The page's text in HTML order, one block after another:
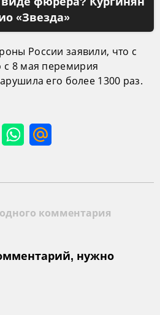
«Звезда»
России заявили, что с
с 8 мая перемирия
его более 1300 раз.
комментария
нужно